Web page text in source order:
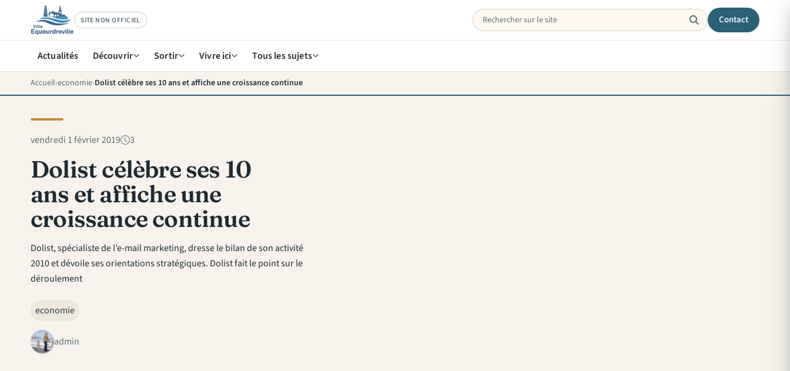
SITE NON OFFICIEL Contact
Actualités Découvrir Sortir Vivre ici Tous les sujets
Accueil economie Dolist célèbre ses 10 ans et affiche une croissance continue
vendredi 1 février 2019 3
Dolist célèbre ses 10
ans et affiche une
croissance continue
Dolist, spécialiste de l’e-mail marketing, dresse le bilan de son activité
2010 et dévoile ses orientations stratégiques. Dolist fait le point sur le
déroulement
economie
admin